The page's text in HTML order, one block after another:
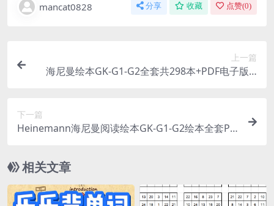
mancat0828 分享 收藏 点赞(0)
上一篇
海尼曼绘本GK-G1-G2全套共298本+PDF电子版 |
下一篇
Heinemann海尼曼阅读绘本GK-G1-G2绘本全套PD
相关文章